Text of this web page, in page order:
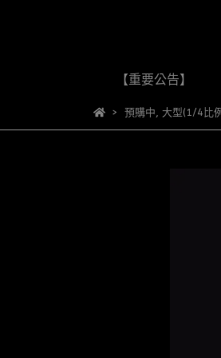
【重要公告】
預購中, 大型(1/4比